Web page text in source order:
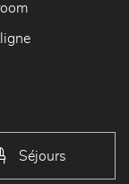
Séjours